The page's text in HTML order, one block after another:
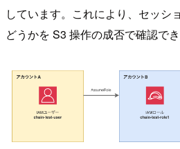
しています。これにより、セッシ
どうかを S3 操作の成否で確認でき